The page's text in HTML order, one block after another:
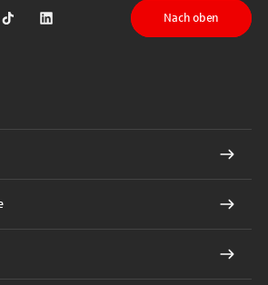
Youtube
auf Instagram
Sparkasse auf TikTok
Sparkasse auf LinkedIn
Nach oben